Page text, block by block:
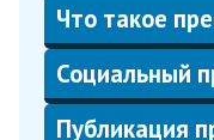
Что такое
Социальный
Публикация